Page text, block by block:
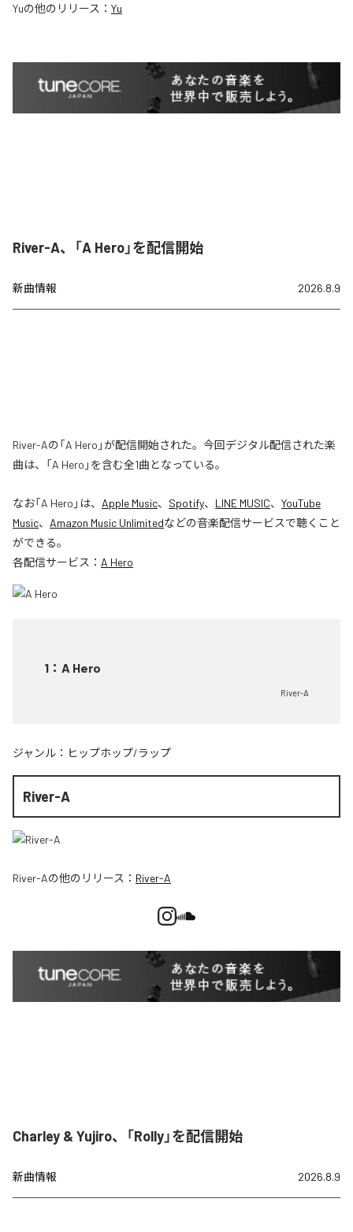
Yuの他のリリース： Yu
River-A、「A Hero」を配信開始
新曲情報 2026.8.9
River-Aの「A Hero」が配信開始された。今回デジタル配信された楽
曲は、「A Hero」を含む全1曲となっている。
なお「A Hero 」は、 Apple Music、 Spotify、 LINE MUSIC、 YouTube
Music、 Amazon Music Unlimitedなどの音楽配信サービスで聴くこと
ができる。
各配信サービス： A Hero
1 ： A Hero
River-A
ジャンル： ヒップホップ/ラップ
River-A
River-Aの他のリリース： River-A
Charley & Yujiro、「Rolly」を配信開始
新曲情報 2026.8.9